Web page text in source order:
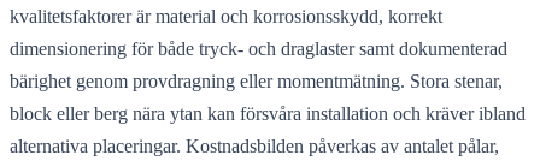
kvalitetsfaktorer är material och korrosionsskydd, korrekt
dimensionering för både tryck- och draglaster samt dokumenterad
bärighet genom provdragning eller momentmätning. Stora stenar,
block eller berg nära ytan kan försvåra installation och kräver ibland
alternativa placeringar. Kostnadsbilden påverkas av antalet pålar,